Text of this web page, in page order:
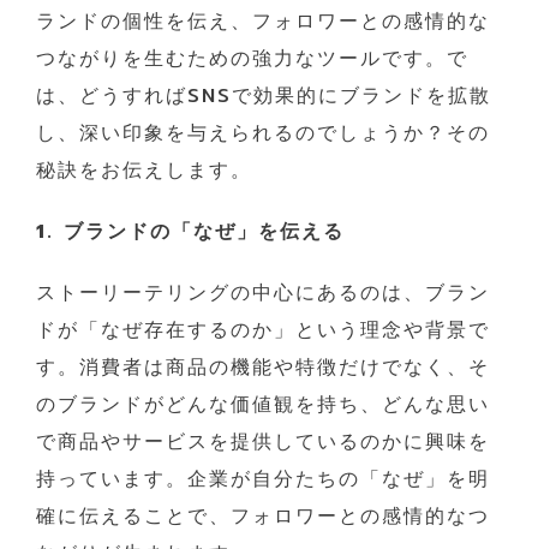
ランドの個性を伝え、フォロワーとの感情的な
つながりを生むための強力なツールです。で
は、どうすればSNSで効果的にブランドを拡散
し、深い印象を与えられるのでしょうか？その
秘訣をお伝えします。
1. ブランドの「なぜ」を伝える
ストーリーテリングの中心にあるのは、ブラン
ドが「なぜ存在するのか」という理念や背景で
す。消費者は商品の機能や特徴だけでなく、そ
のブランドがどんな価値観を持ち、どんな思い
で商品やサービスを提供しているのかに興味を
持っています。企業が自分たちの「なぜ」を明
確に伝えることで、フォロワーとの感情的なつ